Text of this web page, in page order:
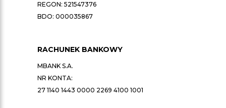
REGON: 521547376
BDO: 000035867
RACHUNEK BANKOWY
MBANK S.A.
NR KONTA:
27 1140 1443 0000 2269 4100 1001